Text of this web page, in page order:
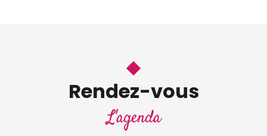
Rendez-vous
L'agenda
Visites sensorielles au Château de